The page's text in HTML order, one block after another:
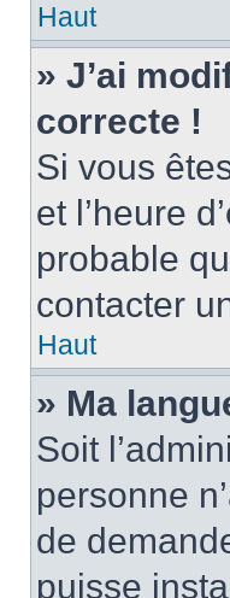
Haut
» J’ai
correcte !
Si vous
et l’heure
probable
contacter
Haut
» Ma
Soit
personne
de
puisse